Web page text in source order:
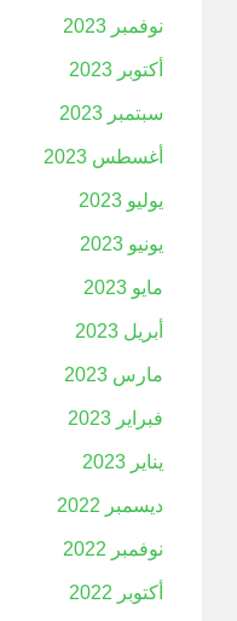
نوفمبر 2023
أكتوبر 2023
سبتمبر 2023
أغسطس 2023
يوليو 2023
يونيو 2023
مايو 2023
أبريل 2023
مارس 2023
فبراير 2023
يناير 2023
ديسمبر 2022
نوفمبر 2022
أكتوبر 2022